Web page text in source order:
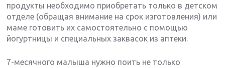
продукты необходимо приобретать только в детском
отделе (обращая внимание на срок изготовления) или
маме готовить их самостоятельно с помощью
йогуртницы и специальных заквасок из аптеки.
7-месячного малыша нужно поить не только